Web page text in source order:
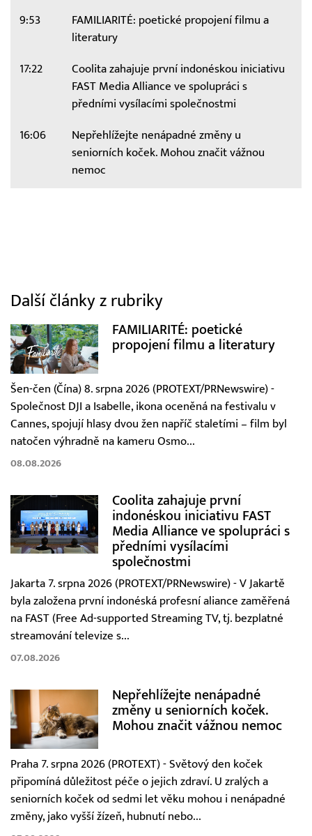
9:53
FAMILIARITÉ: poetické propojení filmu a
literatury
17:22
Coolita zahajuje první indonéskou iniciativu
FAST Media Alliance ve spolupráci s
předními vysílacími společnostmi
16:06
Nepřehlížejte nenápadné změny u
seniorních koček. Mohou značit vážnou
nemoc
Další články z rubriky
FAMILIARITÉ: poetické
propojení filmu a literatury
Šen-čen (Čína) 8. srpna 2026 (PROTEXT/PRNewswire) -
Společnost DJI a Isabelle, ikona oceněná na festivalu v
Cannes, spojují hlasy dvou žen napříč staletími – film byl
natočen výhradně na kameru Osmo...
08.08.2026
Coolita zahajuje první
indonéskou iniciativu FAST
Media Alliance ve spolupráci s
předními vysílacími
společnostmi
Jakarta 7. srpna 2026 (PROTEXT/PRNewswire) - V Jakartě
byla založena první indonéská profesní aliance zaměřená
na FAST (Free Ad-supported Streaming TV, tj. bezplatné
streamování televize s...
07.08.2026
Nepřehlížejte nenápadné
změny u seniorních koček.
Mohou značit vážnou nemoc
Praha 7. srpna 2026 (PROTEXT) - Světový den koček
připomíná důležitost péče o jejich zdraví. U zralých a
seniorních koček od sedmi let věku mohou i nenápadné
změny, jako vyšší žízeň, hubnutí nebo...